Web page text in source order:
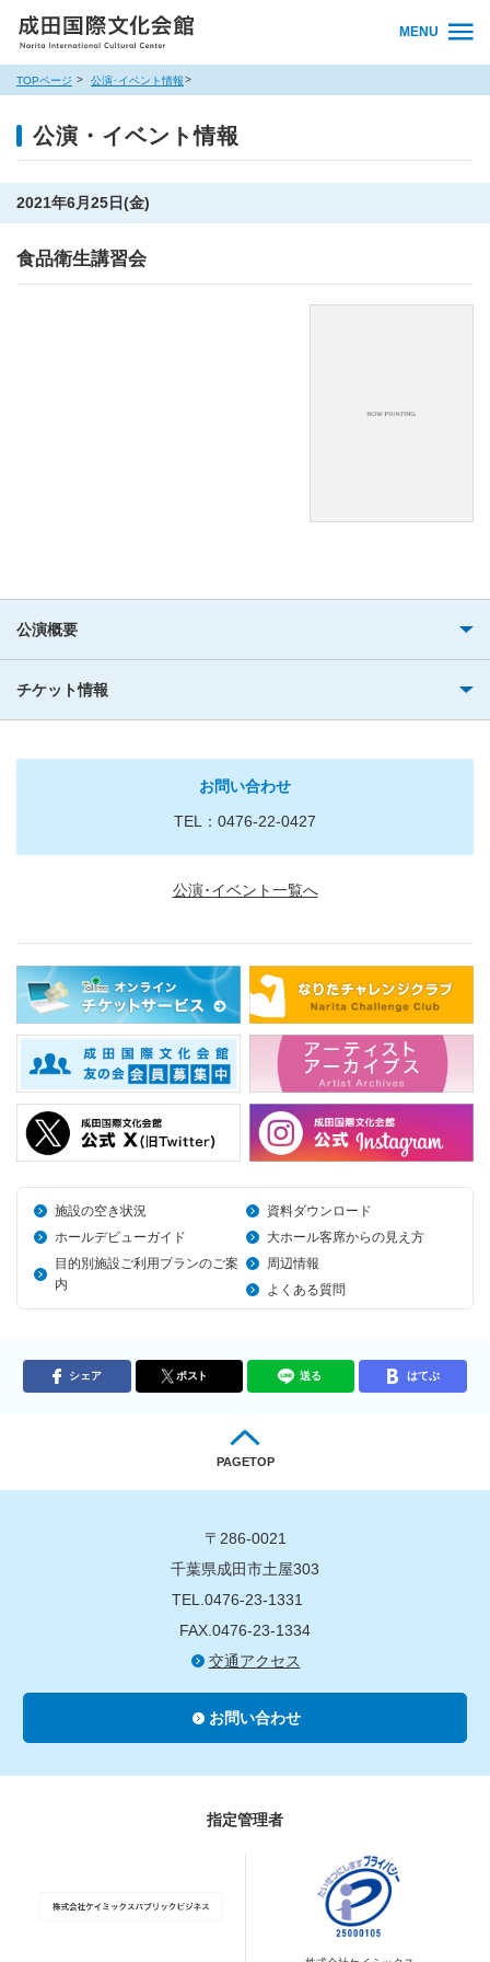
MENU
TOPページ 公演･イベント情報
公演・イベント情報
2021年6月25日(金)
食品衛生講習会
公演概要
チケット情報
お問い合わせ
TEL：0476-22-0427
公演･イベント一覧へ
施設の空き状況
資料ダウンロード
ホールデビューガイド
大ホール客席からの見え方
目的別施設ご利用プランのご案
内
周辺情報
よくある質問
シェア ポスト 送る はてぶ
PAGETOP
〒286-0021
千葉県成田市土屋303
TEL.0476-23-1331
FAX.0476-23-1334
交通アクセス
お問い合わせ
指定管理者